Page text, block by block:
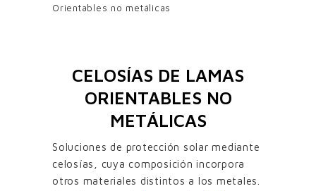
Orientables no metálicas
CELOSÍAS DE LAMAS
ORIENTABLES NO
METÁLICAS
Soluciones de protección solar mediante
celosías, cuya composición incorpora
otros materiales distintos a los metales.